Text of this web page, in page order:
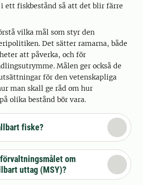
ett fiskbestånd så att det blir färre
vilka mål som styr den
Det sätter ramarna, både
att påverka, och för
Målen ger också de
för den vetenskapliga
man skall ge råd om hur
olika bestånd bör vara.
fiske?
om
uttag (MSY)?